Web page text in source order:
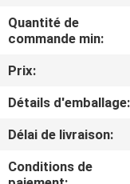
VISITE
D'USINE
CONTRÔLE
DE
QUALITÉ
Quantité de
commande min:
Prix:
Détails d'emballage:
Délai de livraison:
Conditions de